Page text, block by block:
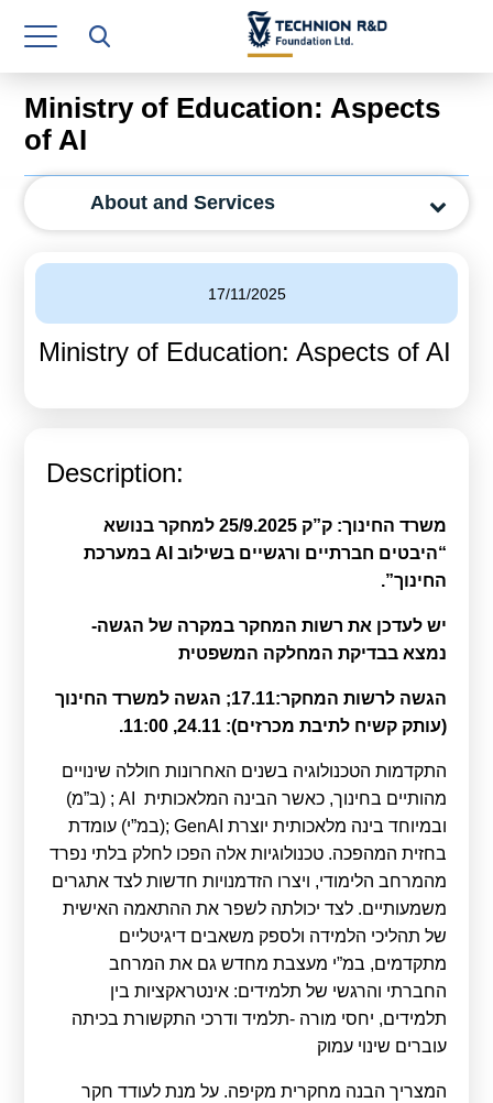
Research Authority
T3
Industry Relations
Continuing Education
Finance & Economics
Legal Department
Jobs
About & Services
Ministry of Education: Aspects
of AI
About and Services
17/11/2025
Ministry of Education: Aspects of AI
Description:
משרד החינוך: ק”ק 25/9.2025 למחקר בנושא
“היבטים חברתיים ורגשיים בשילוב AI במערכת
החינוך”.
יש לעדכן את רשות המחקר במקרה של הגשה-
נמצא בבדיקת המחלקה המשפטית
הגשה לרשות המחקר:17.11 ; הגשה למשרד החינוך
(עותק קשיח לתיבת מכרזים): 24.11, 11:00.
התקדמות הטכנולוגיה בשנים האחרונות חוללה שינויים
מהותיים בחינוך, כאשר הבינה המלאכותית AI ; (ב”מ)
ובמיוחד בינה מלאכותית יוצרת GenAI ;(במ”י) עומדת
בחזית המהפכה. טכנולוגיות אלה הפכו לחלק בלתי נפרד
מהמרחב הלימודי, ויצרו הזדמנויות חדשות לצד אתגרים
משמעותיים. לצד יכולתה לשפר את ההתאמה האישית
של תהליכי הלמידה ולספק משאבים דיגיטליים
מתקדמים, במ”י מעצבת מחדש גם את המרחב
החברתי והרגשי של תלמידים: אינטראקציות בין
תלמידים, יחסי מורה -תלמיד ודרכי התקשורת בכיתה
עוברים שינוי עמוק
המצריך הבנה מחקרית מקיפה. על מנת לעודד חקר